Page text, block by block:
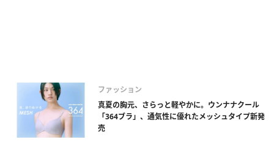
ファッション
真夏の胸元、さらっと軽やかに。ウンナナクール
「364ブラ」、通気性に優れたメッシュタイプ新発
売